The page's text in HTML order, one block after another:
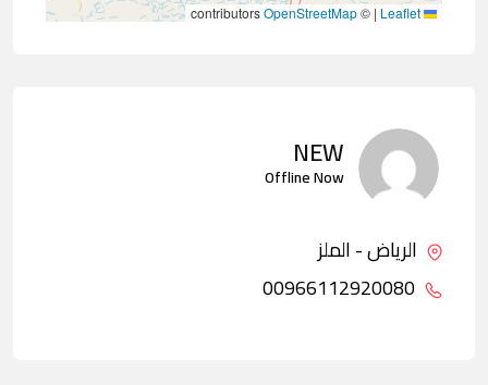
|
©
OpenStreetMap
NEW
Offline Now
الرياض - الملز